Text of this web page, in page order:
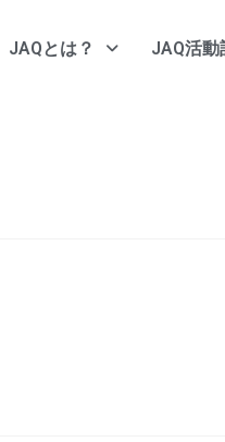
JAQとは？ JAQ活動